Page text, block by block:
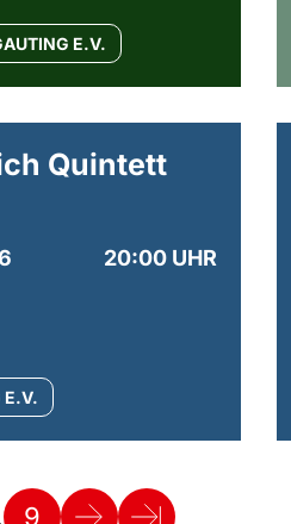
E.V.
Quintett
20:00 UHR
E.V.
9